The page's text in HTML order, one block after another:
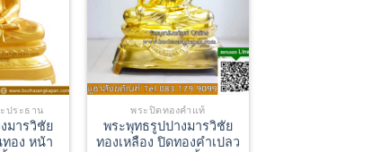
ประธาน
มารวิชัย
ทอง หน้า
พระปิดทองคำแท้
พระพุทธรูปปางมารวิชัย
ทองเหลือง ปิดทองคำเปลว